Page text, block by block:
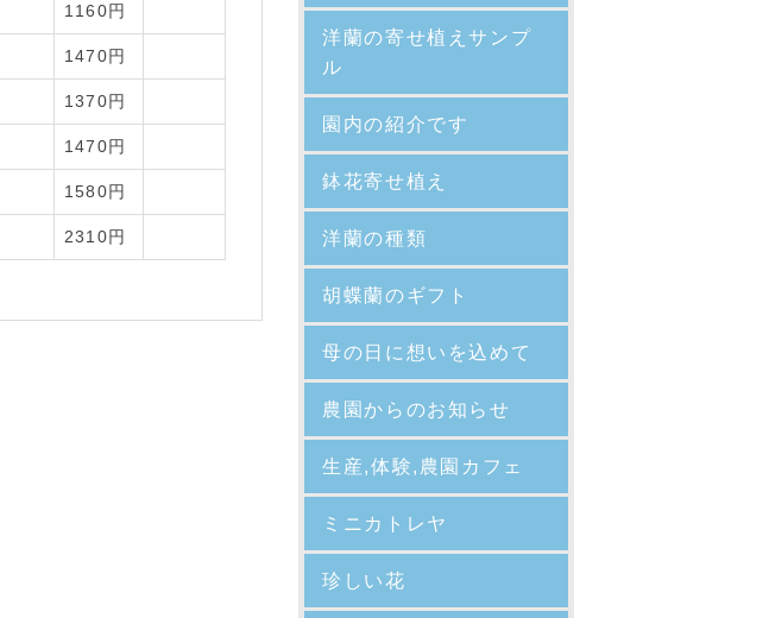
1160円
1470円
1370円
1470円
1580円
2310円
洋蘭の寄せ植えサンプ
ル
園内の紹介です
鉢花寄せ植え
洋蘭の種類
胡蝶蘭のギフト
母の日に想いを込めて
農園からのお知らせ
生産,体験,農園カフェ
ミニカトレヤ
珍しい花